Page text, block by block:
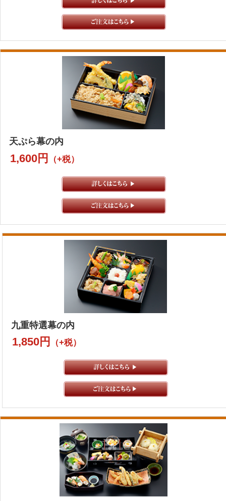
天ぷら幕の内
1,600円 （+税）
九重特選幕の内
1,850円 （+税）